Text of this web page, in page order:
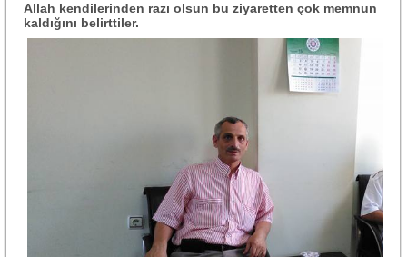
Allah kendilerinden razı olsun bu ziyaretten çok memnun
kaldığını belirttiler.